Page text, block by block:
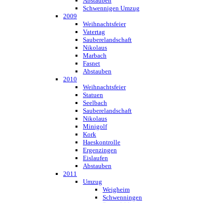
Schwennigen Umzug
2009
Weihnachtsfeier
Vatertag
Sauberelandschaft
Nikolaus
Marbach
Fasnet
Abstauben
2010
Weihnachtsfeier
Statuen
Seelbach
Sauberelandschaft
Nikolaus
Minigolf
Kork
Haeskontrolle
Ergenzingen
Eislaufen
Abstauben
2011
Umzug
Weigheim
Schwenningen